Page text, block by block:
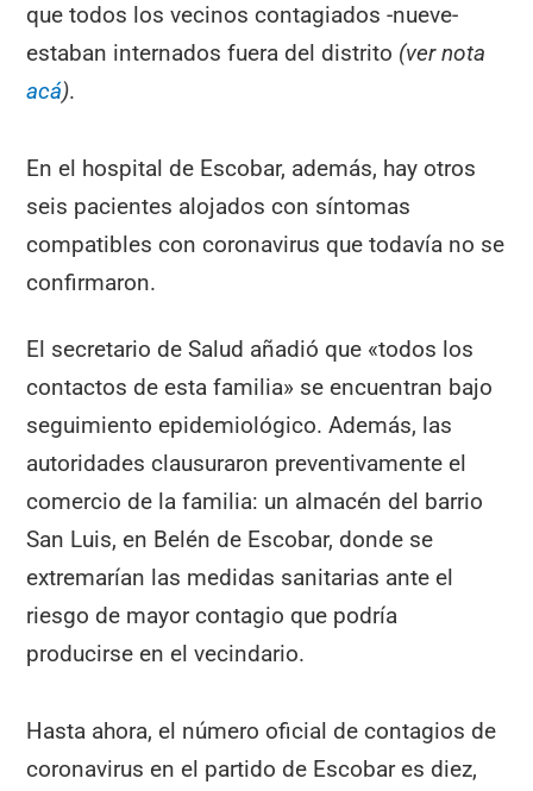
que todos los vecinos contagiados -nueve-
estaban internados fuera del distrito (ver nota
acá).
En el hospital de Escobar, además, hay otros
seis pacientes alojados con síntomas
compatibles con coronavirus que todavía no se
confirmaron.
El secretario de Salud añadió que «todos los
contactos de esta familia» se encuentran bajo
seguimiento epidemiológico. Además, las
autoridades clausuraron preventivamente el
comercio de la familia: un almacén del barrio
San Luis, en Belén de Escobar, donde se
extremarían las medidas sanitarias ante el
riesgo de mayor contagio que podría
producirse en el vecindario.
Hasta ahora, el número oficial de contagios de
coronavirus en el partido de Escobar es diez,